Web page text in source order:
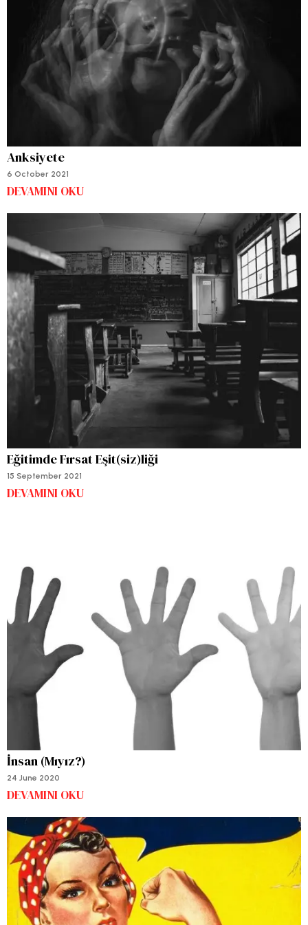
Anksiyete
6 October 2021
DEVAMINI OKU
Eğitimde Fırsat Eşit(siz)liği
15 September 2021
DEVAMINI OKU
İnsan (Mıyız?)
24 June 2020
DEVAMINI OKU